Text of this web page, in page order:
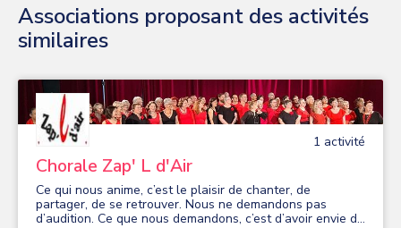
Associations proposant des activités
similaires
1 activité
Chorale Zap' L d'Air
Ce qui nous anime, c’est le plaisir de chanter, de
partager, de se retrouver. Nous ne demandons pas
d’audition. Ce que nous demandons, c’est d’avoir envie de